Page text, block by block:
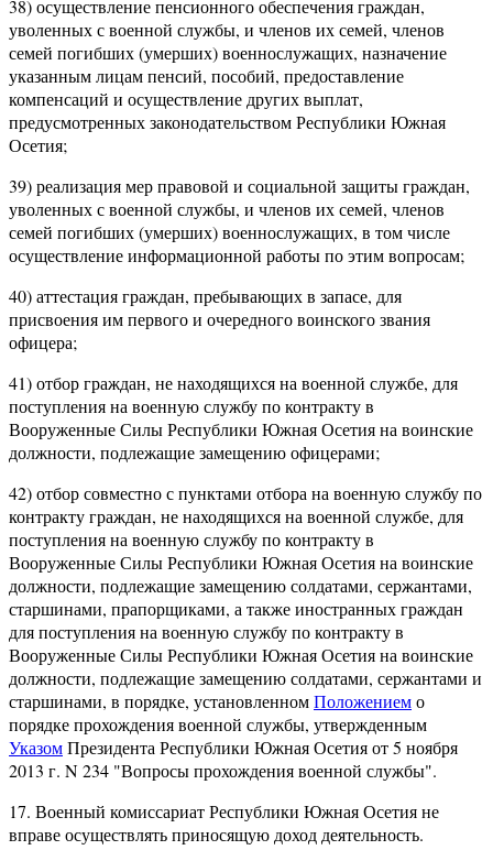
38) осуществление пенсионного обеспечения граждан,
уволенных с военной службы, и членов их семей, членов
семей погибших (умерших) военнослужащих, назначение
указанным лицам пенсий, пособий, предоставление
компенсаций и осуществление других выплат,
предусмотренных законодательством Республики Южная
Осетия;
39) реализация мер правовой и социальной защиты граждан,
уволенных с военной службы, и членов их семей, членов
семей погибших (умерших) военнослужащих, в том числе
осуществление информационной работы по этим вопросам;
40) аттестация граждан, пребывающих в запасе, для
присвоения им первого и очередного воинского звания
офицера;
41) отбор граждан, не находящихся на военной службе, для
поступления на военную службу по контракту в
Вооруженные Силы Республики Южная Осетия на воинские
должности, подлежащие замещению офицерами;
42) отбор совместно с пунктами отбора на военную службу по
контракту граждан, не находящихся на военной службе, для
поступления на военную службу по контракту в
Вооруженные Силы Республики Южная Осетия на воинские
должности, подлежащие замещению солдатами, сержантами,
старшинами, прапорщиками, а также иностранных граждан
для поступления на военную службу по контракту в
Вооруженные Силы Республики Южная Осетия на воинские
должности, подлежащие замещению солдатами, сержантами и
старшинами, в порядке, установленномПоложениемо
порядке прохождения военной службы, утвержденным
УказомПрезидента Республики Южная Осетия от 5 ноября
2013 г. N 234 "Вопросы прохождения военной службы".
17. Военный комиссариат Республики Южная Осетия не
вправе осуществлять приносящую доход деятельность.